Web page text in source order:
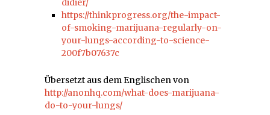
didier/
https://thinkprogress.org/the-impact-
of-smoking-marijuana-regularly-on-
your-lungs-according-to-science-
200f7b07637c
Übersetzt aus dem Englischen von
http://anonhq.com/what-does-marijuana-
do-to-your-lungs/